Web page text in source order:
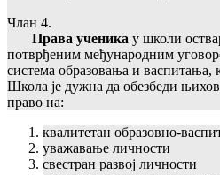
Члан 4.
Права ученика у школи
потврђеним међународним
система образовања и васпитања,
Школа је дужна да обезбеди
право на:
квалитетан образовно-
уважавање личности
свестран развој личности